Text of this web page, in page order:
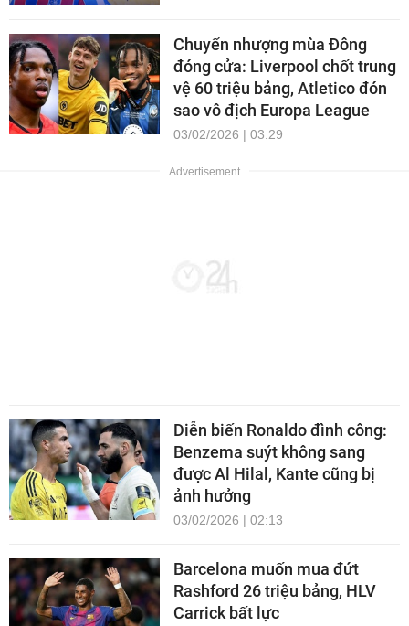
Chuyển nhượng mùa Đông
đóng cửa: Liverpool chốt trung
vệ 60 triệu bảng, Atletico đón
sao vô địch Europa League
03/02/2026 | 03:29
Diễn biến Ronaldo đình công:
Benzema suýt không sang
được Al Hilal, Kante cũng bị
ảnh hưởng
03/02/2026 | 02:13
Barcelona muốn mua đứt
Rashford 26 triệu bảng, HLV
Carrick bất lực